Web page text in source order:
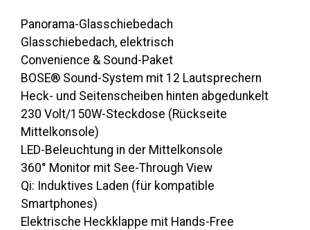
Panorama-Glasschiebedach
Glasschiebedach, elektrisch
Convenience & Sound-Paket
BOSE® Sound-System mit 12 Lautsprechern
Heck- und Seitenscheiben hinten abgedunkelt
230 Volt/150W-Steckdose (Rückseite
Mittelkonsole)
LED-Beleuchtung in der Mittelkonsole
360° Monitor mit See-Through View
Qi: Induktives Laden (für kompatible
Smartphones)
Elektrische Heckklappe mit Hands-Free